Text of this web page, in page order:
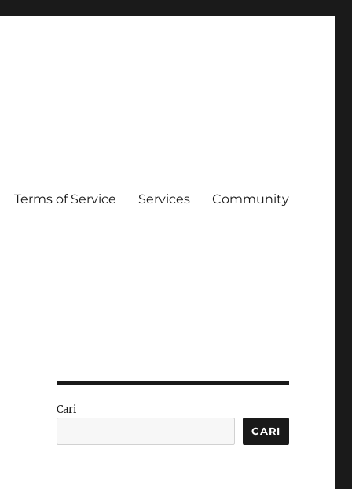
Terms of Service Services Community
Cari
CARI